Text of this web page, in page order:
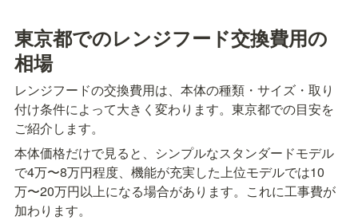
東京都でのレンジフード交換費用の
相場
レンジフードの交換費用は、本体の種類・サイズ・取り
付け条件によって大きく変わります。東京都での目安を
ご紹介します。
本体価格だけで見ると、シンプルなスタンダードモデル
で4万〜8万円程度、機能が充実した上位モデルでは10
万〜20万円以上になる場合があります。これに工事費が
加わります。